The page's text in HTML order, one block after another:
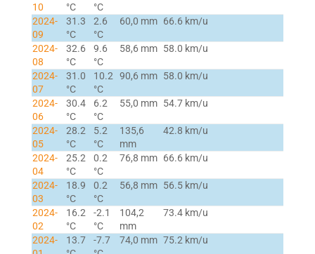
10
°C
°C
2024-
09
31.3
°C
2.6
°C
60,0 mm 66.6 km/u
2024-
08
32.6
°C
9.6
°C
58,6 mm 58.0 km/u
2024-
07
31.0
°C
10.2
°C
90,6 mm 58.0 km/u
2024-
06
30.4
°C
6.2
°C
55,0 mm 54.7 km/u
2024-
05
28.2
°C
5.2
°C
135,6
mm
42.8 km/u
2024-
04
25.2
°C
0.2
°C
76,8 mm 66.6 km/u
2024-
03
18.9
°C
0.2
°C
56,8 mm 56.5 km/u
2024-
02
16.2
°C
-2.1
°C
104,2
mm
73.4 km/u
2024-
13.7
-7.7
74,0 mm 75.2 km/u